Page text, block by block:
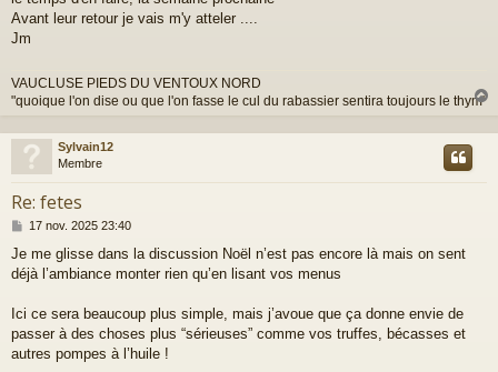
Avant leur retour je vais m'y atteler ....
Jm
VAUCLUSE PIEDS DU VENTOUX NORD
"quoique l'on dise ou que l'on fasse le cul du rabassier sentira toujours le thym"
u
Sylvain12
Membre
Re: fetes
M
s
s
g
17 nov. 2025 23:40
Je me glisse dans la discussion Noël n’est pas encore là mais on sent
déjà l’ambiance monter rien qu’en lisant vos menus
Ici ce sera beaucoup plus simple, mais j’avoue que ça donne envie de
passer à des choses plus “sérieuses” comme vos truffes, bécasses et
autres pompes à l’huile !